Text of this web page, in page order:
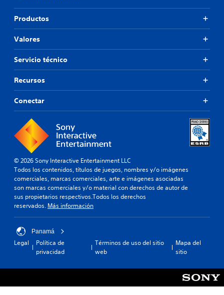
Productos
Valores
Servicio técnico
Recursos
Conectar
© 2026 Sony Interactive Entertainment LLC
Todos los contenidos, títulos de juegos, nombres y/o imágenes
comerciales, marcas comerciales, arte e imágenes asociadas
son marcas comerciales y/o material con derechos de autor de
sus propietarios respectivos.Todos los derechos
reservados. Más información
Panamá
Legal
Política de
privacidad
Términos de uso del sitio
web
Mapa del
sitio